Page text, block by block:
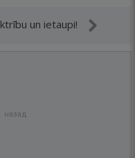
un ietaupi!
назад